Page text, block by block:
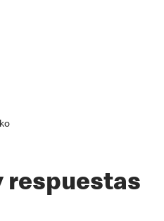
respuestas